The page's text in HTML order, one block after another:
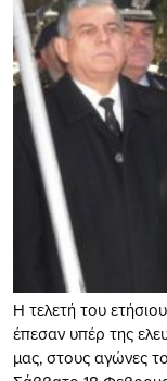
H τελετή του
έπεσαν υπέρ της
μας, στους αγώνες